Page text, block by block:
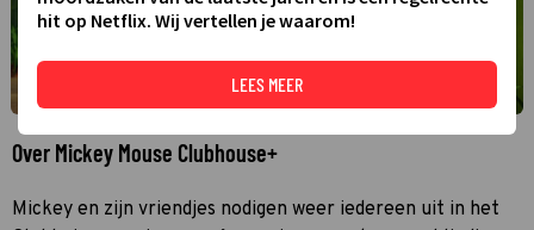
Over Mickey Mouse Clubhouse+
Mickey en zijn vriendjes nodigen weer iedereen uit in het
hit op Netflix. Wij vertellen je waarom!
LEES MEER